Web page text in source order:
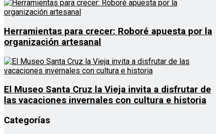
Herramientas para crecer: Roboré apuesta por la
organización artesanal
El Museo Santa Cruz la Vieja invita a disfrutar de
las vacaciones invernales con cultura e historia
Categorías